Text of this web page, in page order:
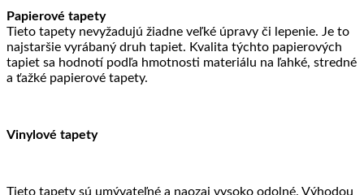
Papierové tapety
Tieto tapety nevyžadujú žiadne veľké úpravy či lepenie. Je to
najstaršie vyrábaný druh tapiet. Kvalita týchto papierových
tapiet sa hodnotí podľa hmotnosti materiálu na ľahké, stredné
a ťažké papierové tapety.
Vinylové tapety
Tieto tapety sú umývateľné a naozaj vysoko odolné. Výhodou